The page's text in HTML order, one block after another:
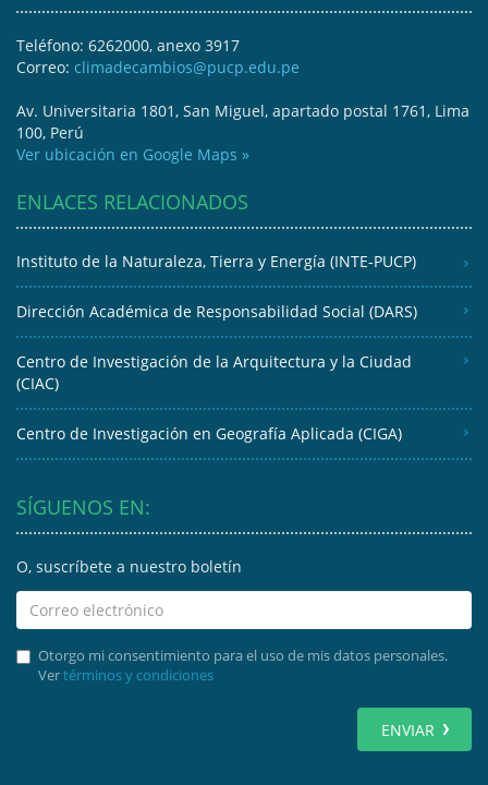
Teléfono: 6262000, anexo 3917
Correo: climadecambios@pucp.edu.pe
Av. Universitaria 1801, San Miguel, apartado postal 1761, Lima
100, Perú
Ver ubicación en Google Maps »
ENLACES RELACIONADOS
Instituto de la Naturaleza, Tierra y Energía (INTE-PUCP)
Dirección Académica de Responsabilidad Social (DARS)
Centro de Investigación de la Arquitectura y la Ciudad
(CIAC)
Centro de Investigación en Geografía Aplicada (CIGA)
SÍGUENOS EN:
O, suscríbete a nuestro boletín
Otorgo mi consentimiento para el uso de mis datos personales.
Vertérminos y condiciones
ENVIAR